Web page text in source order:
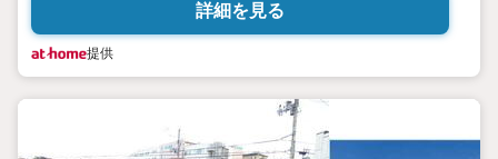
詳細を見る
提供